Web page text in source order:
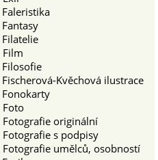
Faleristika
Fantasy
Filatelie
Film
Filosofie
Fischerová-Kvěchová ilustrace
Fonokarty
Foto
Fotografie originální
Fotografie s podpisy
Fotografie umělců, osobností